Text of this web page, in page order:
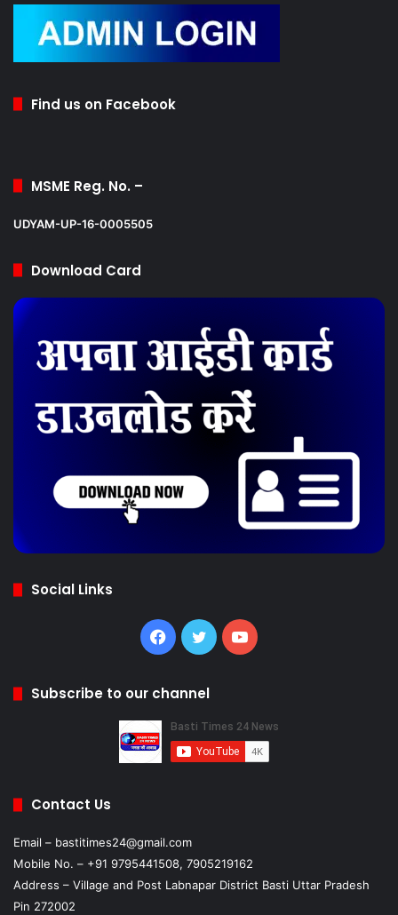
Find us on Facebook
MSME Reg. No. –
UDYAM-UP-16-0005505
Download Card
Social Links
Facebook
TwitterYouTube
Subscribe to our channel
Contact Us
Email – bastitimes24@gmail.com
Mobile No. – +91 9795441508, 7905219162
Address – Village and Post Labnapar District Basti Uttar Pradesh
Pin 272002